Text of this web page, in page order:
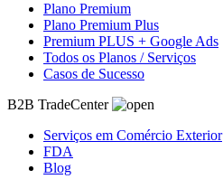
Plano Premium
Plano Premium Plus
Premium PLUS + Google Ads
Todos os Planos / Serviços
Casos de Sucesso
B2B TradeCenter
Serviços em Comércio Exterior
FDA
Blog